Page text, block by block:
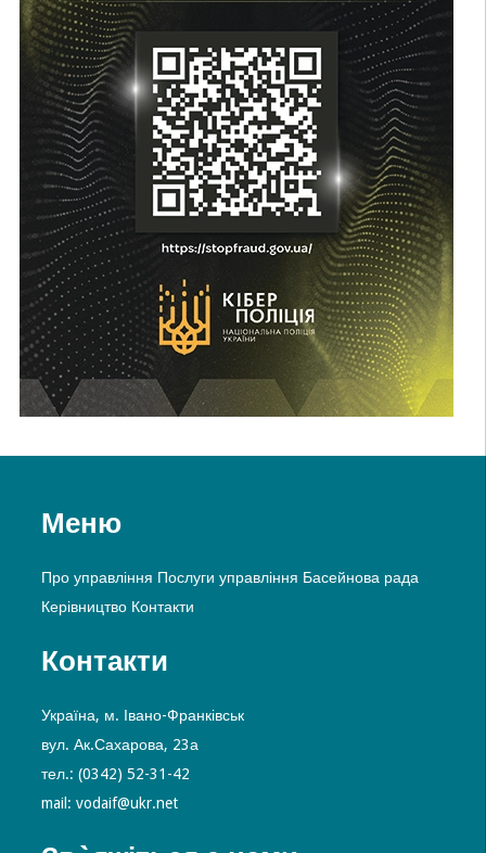
Меню
Про управління Послуги управління Басейнова рада
Керівництво Контакти
Контакти
Україна, м. Івано-Франківськ
вул. Ак.Сахарова, 23а
тел.: (0342) 52-31-42
mail: vodaif@ukr.net